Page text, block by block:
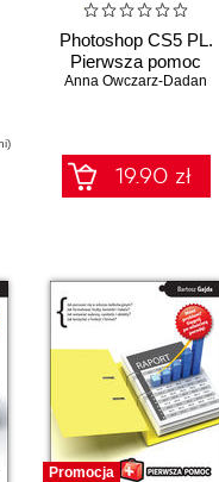
Photoshop CS5 PL.
Pierwsza pomoc
Anna Owczarz-Dadan
19.90 zł
Promocja